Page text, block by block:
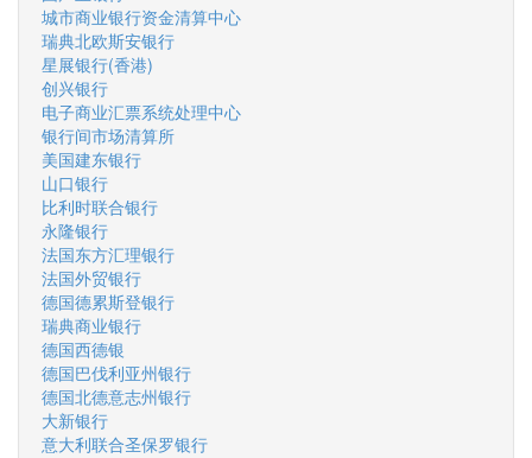
城市商业银行资金清算中心
瑞典北欧斯安银行
星展银行(香港)
创兴银行
电子商业汇票系统处理中心
银行间市场清算所
美国建东银行
山口银行
比利时联合银行
永隆银行
法国东方汇理银行
法国外贸银行
德国德累斯登银行
瑞典商业银行
德国西德银
德国巴伐利亚州银行
德国北德意志州银行
大新银行
意大利联合圣保罗银行